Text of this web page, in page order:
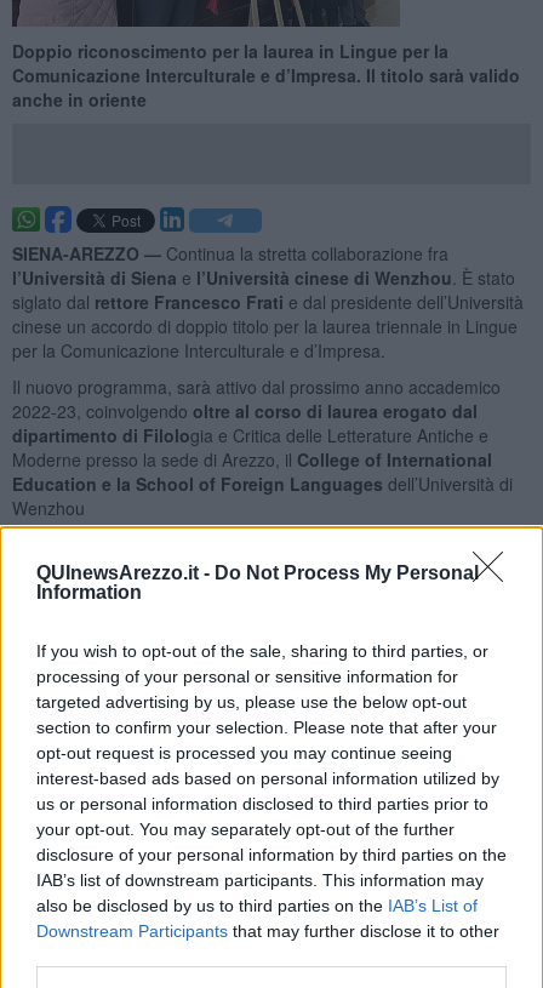
QUInewsArezzo.it - Do Not Process My Personal
Information
If you wish to opt-out of the sale, sharing to third parties, or
processing of your personal or sensitive information for
targeted advertising by us, please use the below opt-out
section to confirm your selection. Please note that after your
opt-out request is processed you may continue seeing
interest-based ads based on personal information utilized by
us or personal information disclosed to third parties prior to
your opt-out. You may separately opt-out of the further
disclosure of your personal information by third parties on the
IAB’s list of downstream participants. This information may
also be disclosed by us to third parties on the IAB’s List of
Downstream Participants that may further disclose it to other
Doppio riconoscimento per la laurea in Lingue per la
Comunicazione Interculturale e d’Impresa. Il titolo sarà valido
anche in oriente
SIENA-AREZZO — Continua la stretta collaborazione fra
l’Università di Siena e l’Università cinese di Wenzhou . È stato
siglato dal rettore Francesco Frati e dal presidente dell’Università
cinese un accordo di doppio titolo per la laurea triennale in Lingue
per la Comunicazione Interculturale e d’Impresa.
Il nuovo programma, sarà attivo dal prossimo anno accademico
2022-23, coinvolgendo oltre al corso di laurea erogato dal
dipartimento di Filologia e Critica delle Letterature Antiche e
Moderne presso la sede di Arezzo, il College of International
Education e la School of Foreign Languages dell’Università di
Wenzhou
ottenere unalaurea di primo livello in Lingue per la
Comunicazione Interculturale e d’Impresapresso l’Università di
Siena alla fine del terzo anno e un equivalente titolo “bachelor”,
iconosciuto dall’ordinamento cinese, in Lingua e letteratura
cinese con specializzazione in cinese commerciale presso
l’Università di Wenzhou alla fine del quarto.
Gli iscritti trascorreranno il primo biennio presso la sede di
provenienza, Unisi o Wenzhou, perfezionando rispettivamente il
cinese e l’italiano, per poi completare il loro percorso formativo in
mobilità internazionale presso l’ateneo partner.
Oltre allo studio della lingua e cultura cinese, il nuovo programma
di studi include insegnamenti di storia, geografia, italianistica e